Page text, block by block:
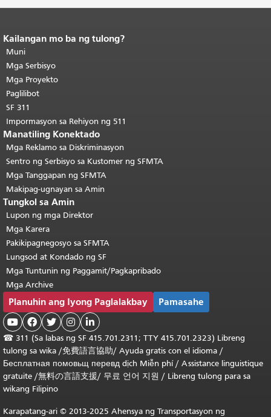
Katapusan ng nilalaman ng
pahina.
pahinang ito ay nauulit sa bawat
pahina.Bumalik sa itaas ng
pangunahing nilalaman
Kailangan mo ba ng tulong?
Muni
Mga Serbisyo
Mga Proyekto
Paglilibot
SF 311
Impormasyon sa Rehiyon ng 511
Manatiling Konektado
Mga Reklamo sa Diskriminasyon
Sentro ng Serbisyo sa Kustomer ng SFMTA
Mga Tanggapan ng SFMTA
Makipag-ugnayan sa Amin
Tungkol sa Amin
Lupon ng mga Direktor
Mga Karera
Pakikipagnegosyo sa SFMTA
Lungsod at Kondado ng SF
Mga Tuntunin ng Paggamit/Pagkapribado
Mga Archive
Planuhin ang Iyong Paglalakbay Pamasahe
    
☎ 311 (Sa labas ng SF 415.701.2311; TTY 415.701.2323) Libreng
tulong sa wika /免費語言協助/ Ayuda gratis con el idioma /
Бесплатная помовьщ перевд dịch Miễn phí/ Assistance linguistique
gratuite /無料の言語支援/ 무료 언어 지원 / Libreng tulong para sa
wikang Filipino
Karapatang-ari © 2013-2025 Ahensya ng Transportasyon ng